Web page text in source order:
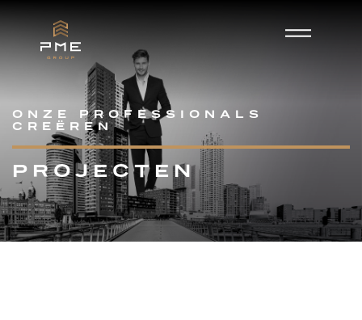
ONZE PROFESSIONALS
CREËREN
PROJECTEN